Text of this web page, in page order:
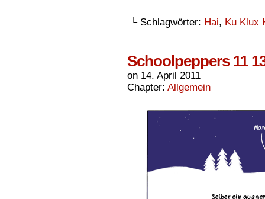
└ Schlagwörter: Hai, Ku Klux
Schoolpeppers 11
on 14. April 2011
Chapter: Allgemein